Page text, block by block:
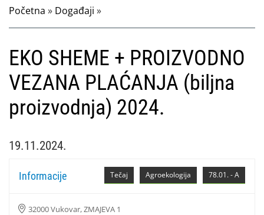
Početna » Događaji »
EKO SHEME + PROIZVODNO
VEZANA PLAĆANJA (biljna
proizvodnja) 2024.
19.11.2024.
78.01. - A
Agroekologija
Tečaj
Informacije
32000 Vukovar, ZMAJEVA 1